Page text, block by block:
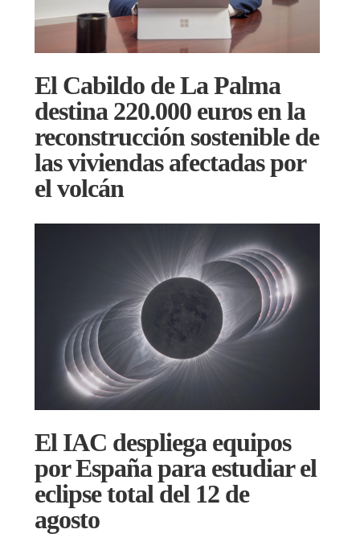
El Cabildo de La Palma
destina 220.000 euros en la
reconstrucción sostenible de
las viviendas afectadas por
el volcán
El IAC despliega equipos
por España para estudiar el
eclipse total del 12 de
agosto